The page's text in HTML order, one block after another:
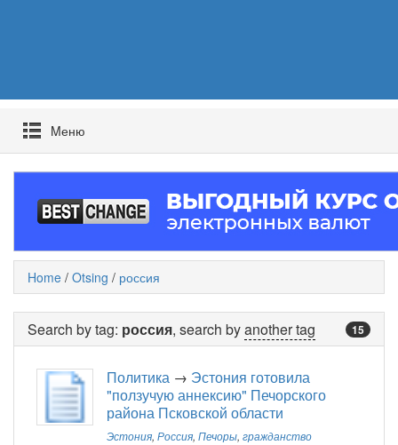
Mеню
Home / Otsing / россия
15
Search by tag: россия, search byanother tag
Политика → Эстония готовила
"ползучую аннексию" Печорского
района Псковской области
Эстония, Россия, Печоры, гражданство